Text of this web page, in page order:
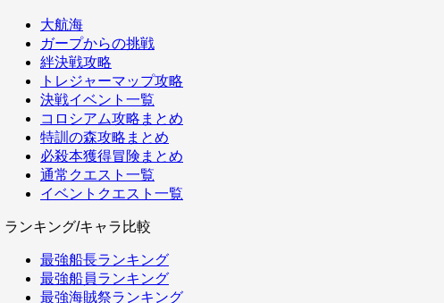
大航海
ガープからの挑戦
絆決戦攻略
トレジャーマップ攻略
決戦イベント一覧
コロシアム攻略まとめ
特訓の森攻略まとめ
必殺本獲得冒険まとめ
通常クエスト一覧
イベントクエスト一覧
ランキング/キャラ比較
最強船長ランキング
最強船員ランキング
最強海賊祭ランキング